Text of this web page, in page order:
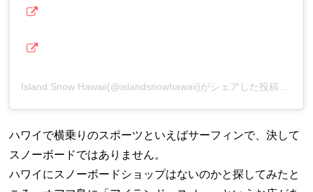
ハワイで横乗りのスポーツといえばサーフィンで、決して
スノーボードではありません。
ハワイにスノーボードショップはないのかと探してみたと